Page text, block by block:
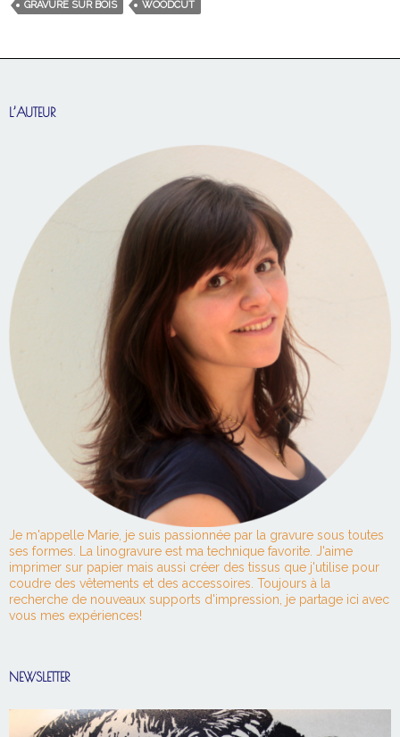
GRAVURE SUR BOIS
WOODCUT
L’AUTEUR
Je m'appelle Marie, je suis passionnée par la gravure sous toutes
ses formes. La linogravure est ma technique favorite. J'aime
imprimer sur papier mais aussi créer des tissus que j'utilise pour
coudre des vêtements et des accessoires. Toujours à la
recherche de nouveaux supports d'impression, je partage ici avec
vous mes expériences!
NEWSLETTER